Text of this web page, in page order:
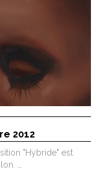
2012
"Hybride" est
…